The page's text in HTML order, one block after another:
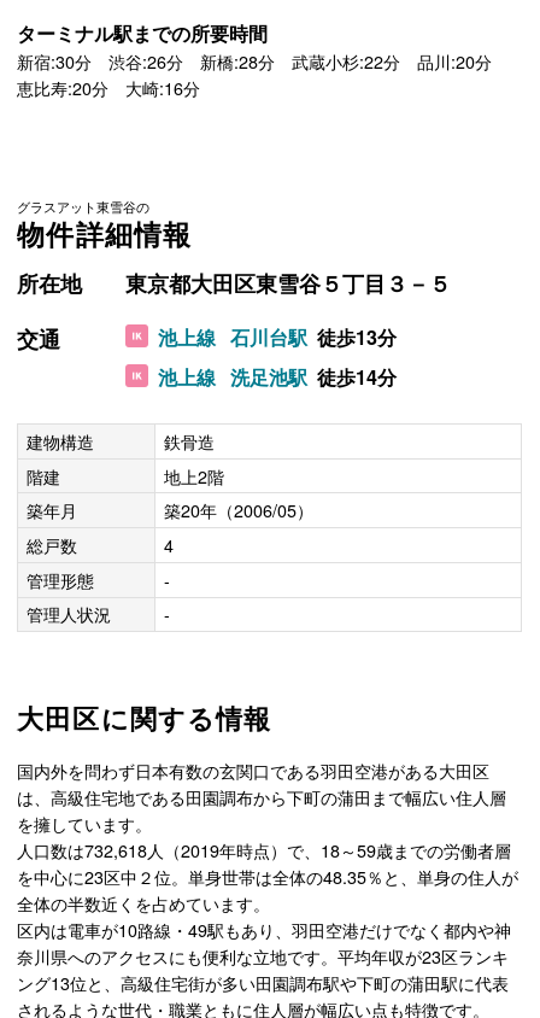
ターミナル駅までの所要時間
新宿:30分 渋谷:26分 新橋:28分 武蔵小杉:22分 品川:20分
恵比寿:20分 大崎:16分
グラスアット東雪谷の
物件詳細情報
所在地
東京都大田区東雪谷５丁目３－５
交通
池上線 石川台駅 徒歩13分
池上線 洗足池駅 徒歩14分
建物構造
鉄骨造
階建
地上2階
築年月
築20年（2006/05）
総戸数
4
管理形態
-
管理人状況
-
大田区に関する情報
国内外を問わず日本有数の玄関口である羽田空港がある大田区
は、高級住宅地である田園調布から下町の蒲田まで幅広い住人層
を擁しています。
人口数は732,618人（2019年時点）で、18～59歳までの労働者層
を中心に23区中２位。単身世帯は全体の48.35％と、単身の住人が
全体の半数近くを占めています。
区内は電車が10路線・49駅もあり、羽田空港だけでなく都内や神
奈川県へのアクセスにも便利な立地です。平均年収が23区ランキ
ング13位と、高級住宅街が多い田園調布駅や下町の蒲田駅に代表
されるような世代・職業ともに住人層が幅広い点も特徴です。